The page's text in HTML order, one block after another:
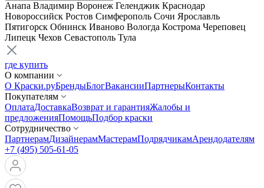
Анапа Владимир Воронеж Геленджик Краснодар
Новороссийск Ростов Симферополь Сочи Ярославль
Пятигорск Обнинск Иваново Вологда Кострома Череповец
Липецк Чехов Севастополь Тула
где купить
О компании
О Краски.руБрендыБлогВакансииПартнерыКонтакты
Покупателям
ОплатаДоставкаВозврат и гарантияЖалобы и
предложенияПомощьПодбор краски
Сотрудничество
ПартнерамДизайнерамМастерамПодрядчикамАрендодателям
+7 (495) 505-61-05